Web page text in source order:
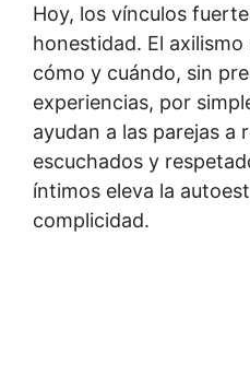
Hoy, los vínculos
honestidad. El
cómo y cuándo, sin
experiencias, por
ayudan a las parejas a
escuchados y
íntimos eleva la
complicidad.